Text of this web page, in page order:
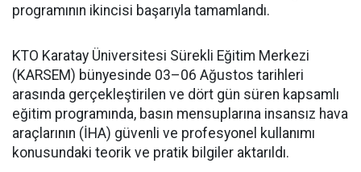
programının ikincisi başarıyla tamamlandı.
KTO Karatay Üniversitesi Sürekli Eğitim Merkezi
(KARSEM) bünyesinde 03–06 Ağustos tarihleri
arasında gerçekleştirilen ve dört gün süren kapsamlı
eğitim programında, basın mensuplarına insansız hava
araçlarının (İHA) güvenli ve profesyonel kullanımı
konusundaki teorik ve pratik bilgiler aktarıldı.